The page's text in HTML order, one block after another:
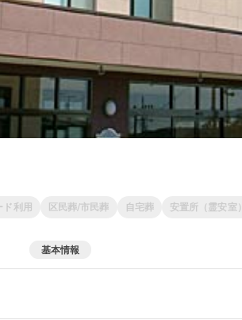
ド利用 区民葬/市民葬 自宅葬 安置所（霊安室）
基本情報